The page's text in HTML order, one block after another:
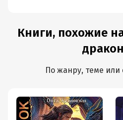
Книги, похожие
По жанру, теме или